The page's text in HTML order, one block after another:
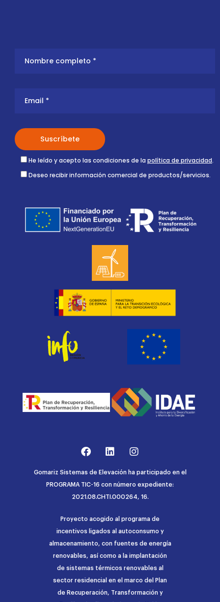
He leído y acepto las condiciones de la política de privacidad.
Deseo recibir información comercial de productos/servicios.
Gomariz Sistemas de Elevación ha participado en el
PROGRAMA TIC-16 con número expediente:
2021.08.CHTI.000264, 16.
Proyecto acogido al programa de
incentivos ligados al autoconsumo y
almacenamiento, con fuentes de energía
renovables, así como a la implantación
de sistemas térmicos renovables al
sector residencial en el marco del Plan
de Recuperación, Transformación y